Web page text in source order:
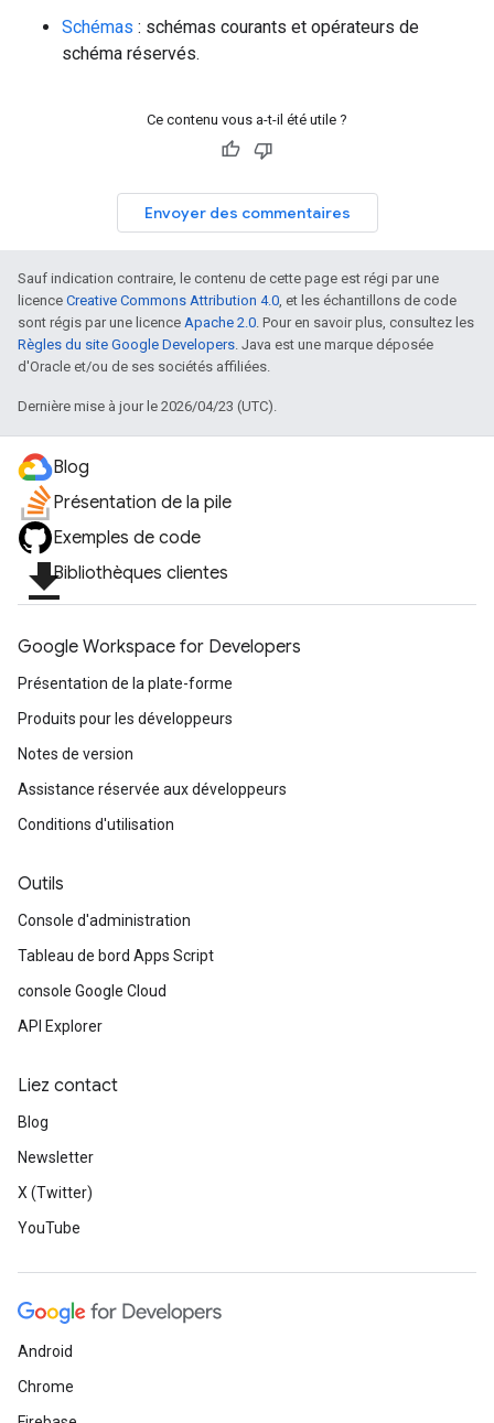
Schémas : schémas courants et opérateurs de
schéma réservés.
Ce contenu vous a-t-il été utile ?
Envoyer des commentaires
Sauf indication contraire, le contenu de cette page est régi par une
licence Creative Commons Attribution 4.0, et les échantillons de code
sont régis par une licence Apache 2.0. Pour en savoir plus, consultez les
Règles du site Google Developers. Java est une marque déposée
d'Oracle et/ou de ses sociétés affiliées.
Dernière mise à jour le 2026/04/23 (UTC).
Blog
Présentation de la pile
Exemples de code
file_downloadBibliothèques clientes
Google Workspace for Developers
Présentation de la plate-forme
Produits pour les développeurs
Notes de version
Assistance réservée aux développeurs
Conditions d'utilisation
Outils
Console d'administration
Tableau de bord Apps Script
console Google Cloud
API Explorer
Liez contact
Blog
Newsletter
X (Twitter)
YouTube
Android
Chrome